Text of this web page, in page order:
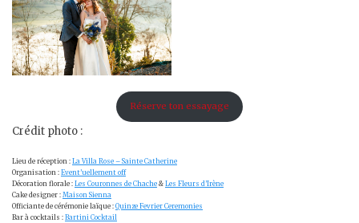
Réserve ton essayage
Crédit photo :
Lieu de réception : La Villa Rose – Sainte Catherine
Organisation : Event’uellement off
Décoration florale : Les Couronnes de Chache & Les Fleurs d’Irène
Cake designer : Maison Sienna
Officiante de cérémonie laïque : Quinze Fevrier Ceremonies
Bar à cocktails : Bartini Cocktail